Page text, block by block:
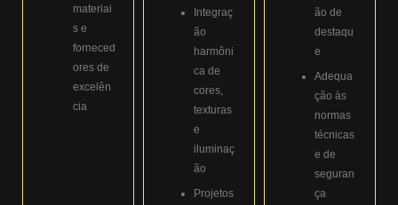
materiai
s e
forneced
ores de
excelên
cia
Integraç
ão
harmôni
ca de
cores,
texturas
e
iluminaç
ão
Projetos
ão de
destaqu
e
Adequa
ção às
normas
técnicas
e de
seguran
ça